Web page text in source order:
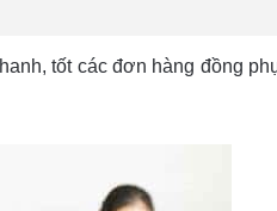
tốt các đơn hàng đồng